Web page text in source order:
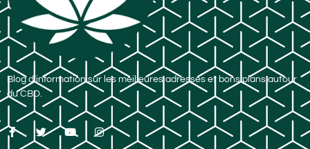
Blog d’information sur les meilleures adresses et bons plans autour
du CBD.